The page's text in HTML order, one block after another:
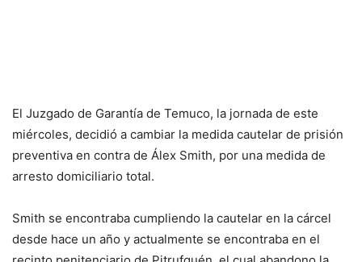
El Juzgado de Garantía de Temuco, la jornada de este
miércoles, decidió a cambiar la medida cautelar de prisión
preventiva en contra de Álex Smith, por una medida de
arresto domiciliario total.
Smith se encontraba cumpliendo la cautelar en la cárcel
desde hace un año y actualmente se encontraba en el